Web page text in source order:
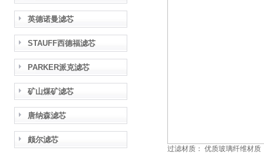
英德诺曼滤芯
STAUFF西德福滤芯
PARKER派克滤芯
矿山煤矿滤芯
唐纳森滤芯
颇尔滤芯
过滤材质： 优质玻璃纤维材质